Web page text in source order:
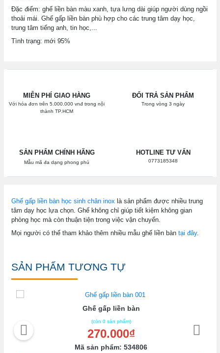
Đặc điểm: ghế liền bàn màu xanh, tựa lưng dài giúp người dùng ngồi
thoải mái. Ghế gấp liền bàn phù hợp cho các trung tâm dạy học,
trung tâm tiếng anh, tin học,...
Tình trạng: mới 95%
MIỄN PHÍ GIAO HÀNG
Với hóa đơn trên 5.000.000 vnđ trong nội
thành TP.HCM
ĐỔI TRẢ SẢN PHẨM
Trong vòng 3 ngày
SẢN PHẨM CHÍNH HÃNG
Mẫu mã đa dạng phong phú
HOTLINE TƯ VẤN
0773185348
Ghế gấp liền bàn học sinh chân inox là sản phẩm được nhiều trung
tâm dạy học lựa chọn. Ghế không chỉ giúp tiết kiệm không gian
phòng học mà còn thuận tiện trong việc vận chuyển.
Mọi người có thể tham khảo thêm nhiều mẫu ghế liền bàn tại đây.
SẢN PHẨM TƯƠNG TỰ
Ghế gấp liền bàn
(còn 0 sản phẩm)
270.000₫
Mã sản phẩm: 534806